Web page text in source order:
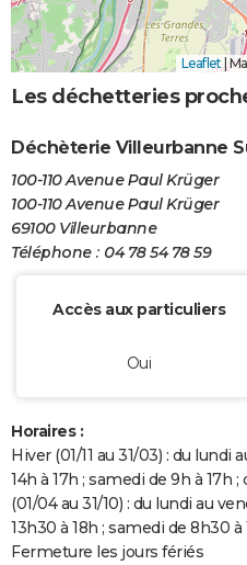
Leaflet|
Les déchetteries
Déchèterie Villeurbanne
100-110 Avenue Paul Krüger
100-110 Avenue Paul Krüger
69100 Villeurbanne
Téléphone : 04 78 54 78 59
Accès aux particuliers
Oui
Horaires :
Hiver (01/11 au 31/03) : du lundi
14h à 17h ; samedi de 9h à 17h
(01/04 au 31/10) : du lundi au
13h30 à 18h ; samedi de 8h30
Fermeture les jours fériés